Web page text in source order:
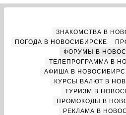
ЗНАКОМСТВА В
ПОГОДА В НОВОСИБИРСКЕ
ФОРУМЫ В
ТЕЛЕПРОГРАММА В
АФИША В
КУРСЫ ВАЛЮТ В
ТУРИЗМ В
ПРОМОКОДЫ В
РЕКЛАМА В